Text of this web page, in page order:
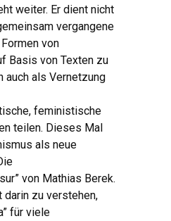
weiter. Er dient nicht
vergangene
von
Basis von Texten zu
auch als Vernetzung
feministische
teilen. Dieses Mal
als neue
von Mathias Berek.
darin zu verstehen,
für viele